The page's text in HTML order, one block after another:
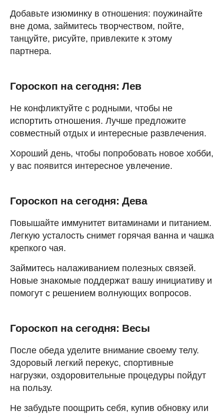
Добавьте изюминку в отношения: поужинайте
вне дома, займитесь творчеством, пойте,
танцуйте, рисуйте, привлеките к этому
партнера.
Гороскоп на сегодня: Лев
Не конфликтуйте с родными, чтобы не
испортить отношения. Лучше предложите
совместный отдых и интересные развлечения.
Хороший день, чтобы попробовать новое хобби,
у вас появится интересное увлечение.
Гороскоп на сегодня: Дева
Повышайте иммунитет витаминами и питанием.
Легкую усталость снимет горячая ванна и чашка
крепкого чая.
Займитесь налаживанием полезных связей.
Новые знакомые поддержат вашу инициативу и
помогут с решением волнующих вопросов.
Гороскоп на сегодня: Весы
После обеда уделите внимание своему телу.
Здоровый легкий перекус, спортивные
нагрузки, оздоровительные процедуры пойдут
на пользу.
Не забудьте поощрить себя, купив обновку или